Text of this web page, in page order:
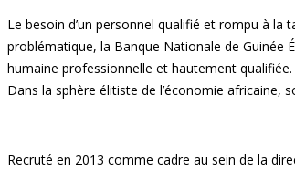
Le besoin d’un personnel qualifié et rompu à
problématique, la Banque Nationale de Guinée
humaine professionnelle et hautement
Dans la sphère élitiste de l’économie
Recruté en 2013 comme cadre au sein de la